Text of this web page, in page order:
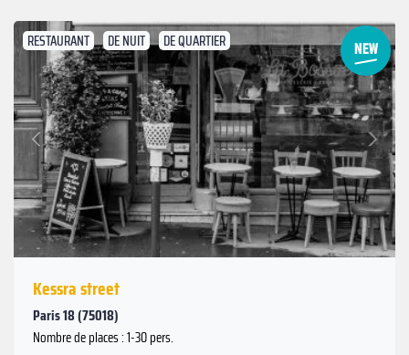
RESTAURANT DE NUIT DE QUARTIER
Précédent
Suivant
Kessra street
Paris 18 (75018)
Nombre de places : 1-30 pers.